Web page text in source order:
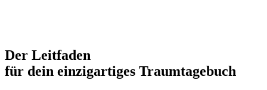
Der Leitfaden
für dein einzigartiges Traumtagebuch